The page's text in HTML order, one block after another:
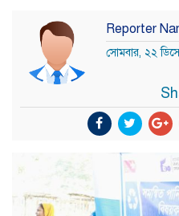
Reporter
সোমবার, ২২